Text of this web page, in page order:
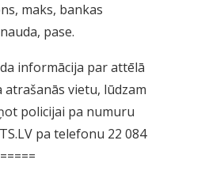
maks, bankas
pase.
informācija par attēlā
atrašanās vietu, lūdzam
policijai pa numuru
pa telefonu 22 084